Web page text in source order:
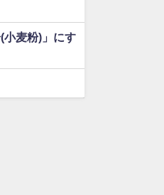
小麦粉)」にす